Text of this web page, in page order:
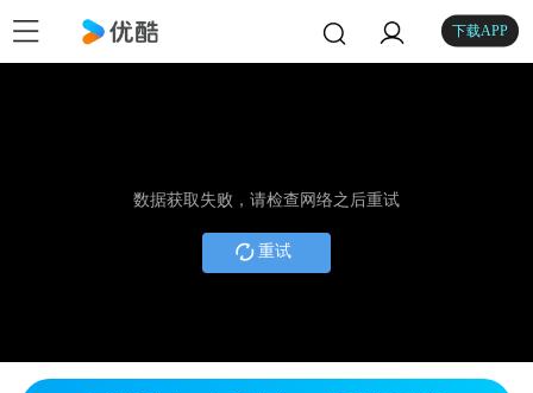
下载APP
数据获取失败，请检查网络之后重试
重试